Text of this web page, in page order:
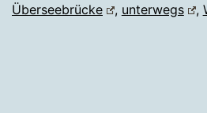
Überseebrücke
, unterwegs ,